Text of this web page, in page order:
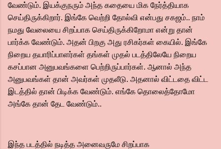
வேண்டும். இயக்குநரும் அந்த கதையை மிக நேர்த்தியாக
செய்திருக்கிறார். இங்கே வெற்றி தோல்வி என்பது சகஜம்.. நாம்
நமது வேலையை சிறப்பாக செய்திருக்கிறோமா என்று தான்
பார்க்க வேண்டும். அதன் பிறகு அது ரசிகர்கள் கையில். இங்கே
நிறைய தயாரிப்பாளர்கள் தங்கள் முதல் படத்திலேயே நிறைய
கசப்பான அனுபவங்களை பெற்றிருப்பார்கள். ஆனால் அந்த
அனுபவங்கள் தான் அவர்கள் முதலீடு. அதனால் விட்டதை விட்ட
இடத்தில் தான் பிடிக்க வேண்டும். எங்கே தொலைத்தோமோ
அங்கே தான் தேட வேண்டும்..
இந்த படத்தில் நடித்த அனைவருமே சிறப்பாக